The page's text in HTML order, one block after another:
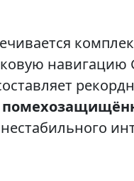
навигацию